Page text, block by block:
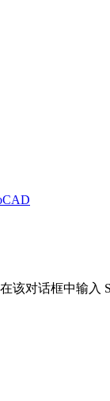
该对话框中输入